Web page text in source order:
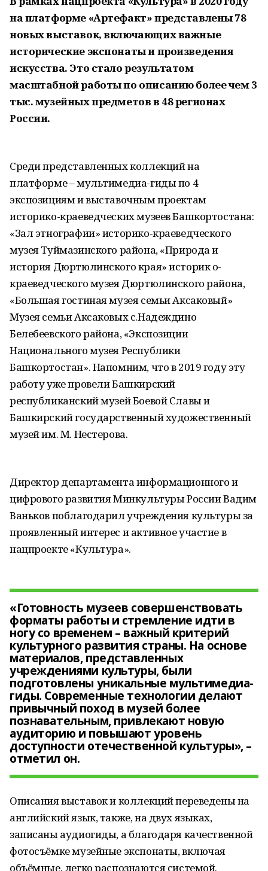
на платформе «Артефакт» представлены 78
новых выставок, включающих важные
исторические экспонаты и произведения
искусства. Это стало результатом
масштабной работы по описанию более чем 3
тыс. музейных предметов в 48 регионах
России.
Среди представленных коллекций на
платформе – мультимедиа-гиды по 4
экспозициям и выставочным проектам
историко-краеведческих музеев Башкортостана:
«Зал этнографии» историко-краеведческого
музея Туймазинского района, «Природа и
история Дюртюлинского края» историк о-
краеведческого музея Дюртюлинского района,
«Большая гостиная музея семьи Аксаковый»
Музея семьи Аксаковых с.Надеждино
Белебеевского района, «Экспозиции
Национального музея Республики
Башкортостан». Напомним, что в 2019 году эту
работу уже провели Башкирский
республиканский музей Боевой Славы и
Башкирский государственный художественный
музей им. М. Нестерова.
Директор департамента информационного и
цифрового развития Минкультуры России Вадим
Ваньков поблагодарил учреждения культуры за
проявленный интерес и активное участие в
нацпроекте «Культура».
«Готовность музеев совершенствовать
форматы работы и стремление идти в
ногу со временем – важный критерий
культурного развития страны. На основе
материалов, представленных
учреждениями культуры, были
подготовлены уникальные мультимедиа-
гиды. Современные технологии делают
привычный поход в музей более
познавательным, привлекают новую
аудиторию и повышают уровень
доступности отечественной культуры», –
отметил он.
Описания выставок и коллекций переведены на
английский язык, также, на двух языках,
записаны аудиогиды, а благодаря качественной
фотосъёмке музейные экспонаты, включая
объёмные, легко распознаются системой.